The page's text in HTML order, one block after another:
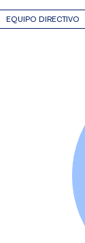
EQUIPO DIRECTIVO